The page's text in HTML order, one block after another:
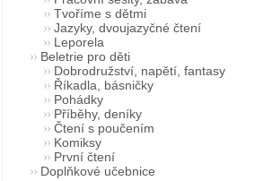
Tvoříme s dětmi
Jazyky, dvoujazyčné čtení
Leporela
Beletrie pro děti
Dobrodružství, napětí, fantasy
Říkadla, básničky
Pohádky
Příběhy, deníky
Čtení s poučením
Komiksy
První čtení
Doplňkové učebnice